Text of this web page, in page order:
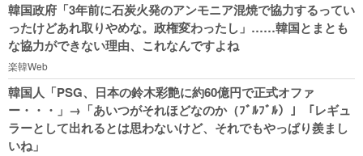
韓国政府「3年前に石炭火発のアンモニア混焼で協力するってい
ったけどあれ取りやめな。政権変わったし」……韓国とまとも
な協力ができない理由、これなんですよね
楽韓Web
韓国人「PSG、日本の鈴木彩艶に約60億円で正式オファ
ー・・・」→「あいつがそれほどなのか（ﾌﾞﾙﾌﾞﾙ）」「レギュ
ラーとして出れるとは思わないけど、それでもやっぱり羨まし
いね」